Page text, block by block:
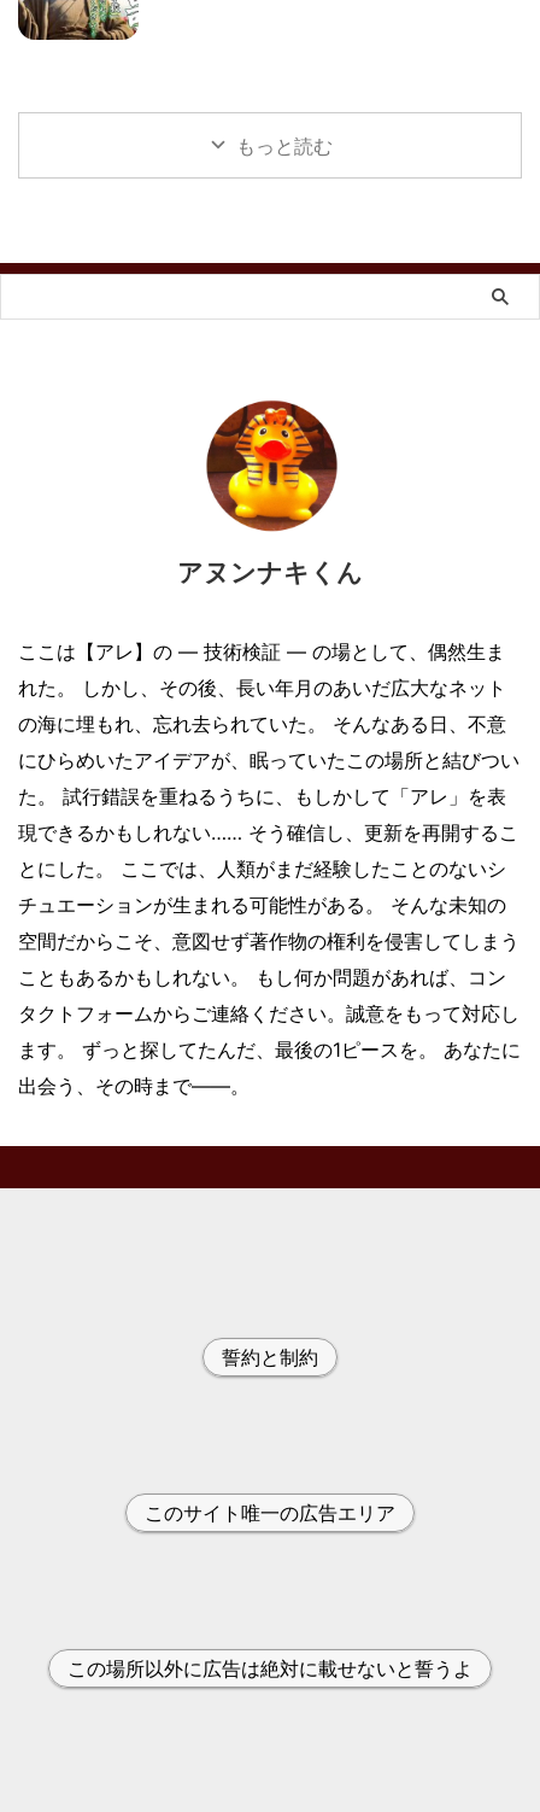
もっと読む
アヌンナキくん
ここは【アレ】の ― 技術検証 ― の場として、偶然生ま
れた。 しかし、その後、長い年月のあいだ広大なネット
の海に埋もれ、忘れ去られていた。 そんなある日、不意
にひらめいたアイデアが、眠っていたこの場所と結びつい
た。 試行錯誤を重ねるうちに、もしかして「アレ」を表
現できるかもしれない…… そう確信し、更新を再開するこ
とにした。 ここでは、人類がまだ経験したことのないシ
チュエーションが生まれる可能性がある。 そんな未知の
空間だからこそ、意図せず著作物の権利を侵害してしまう
こともあるかもしれない。 もし何か問題があれば、コン
タクトフォームからご連絡ください。誠意をもって対応し
ます。 ずっと探してたんだ、最後の1ピースを。 あなたに
出会う、その時まで——。
誓約と制約
このサイト唯一の広告エリア
この場所以外に広告は絶対に載せないと誓うよ